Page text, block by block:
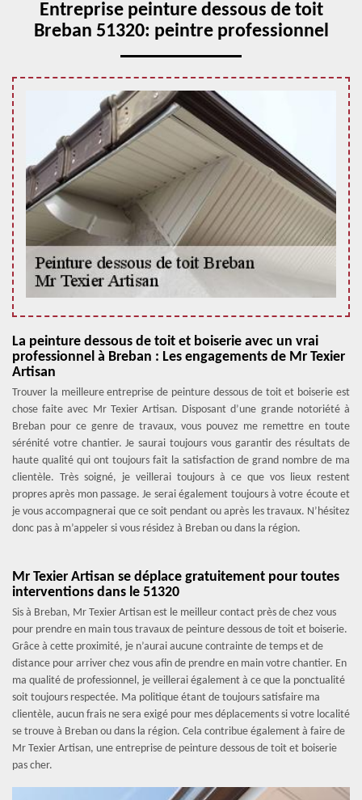
Entreprise peinture dessous de toit
Breban 51320: peintre professionnel
La peinture dessous de toit et boiserie avec un vrai
professionnel à Breban : Les engagements de Mr Texier
Artisan
Trouver la meilleure entreprise de peinture dessous de toit et boiserie est
chose faite avec Mr Texier Artisan. Disposant d’une grande notoriété à
Breban pour ce genre de travaux, vous pouvez me remettre en toute
sérénité votre chantier. Je saurai toujours vous garantir des résultats de
haute qualité qui ont toujours fait la satisfaction de grand nombre de ma
clientèle. Très soigné, je veillerai toujours à ce que vos lieux restent
propres après mon passage. Je serai également toujours à votre écoute et
je vous accompagnerai que ce soit pendant ou après les travaux. N’hésitez
donc pas à m’appeler si vous résidez à Breban ou dans la région.
Mr Texier Artisan se déplace gratuitement pour toutes
interventions dans le 51320
Sis à Breban, Mr Texier Artisan est le meilleur contact près de chez vous
pour prendre en main tous travaux de peinture dessous de toit et boiserie.
Grâce à cette proximité, je n’aurai aucune contrainte de temps et de
distance pour arriver chez vous afin de prendre en main votre chantier. En
ma qualité de professionnel, je veillerai également à ce que la ponctualité
soit toujours respectée. Ma politique étant de toujours satisfaire ma
clientèle, aucun frais ne sera exigé pour mes déplacements si votre localité
se trouve à Breban ou dans la région. Cela contribue également à faire de
Mr Texier Artisan, une entreprise de peinture dessous de toit et boiserie
pas cher.